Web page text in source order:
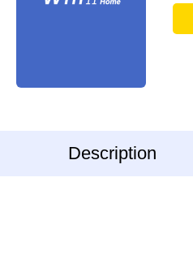
Description